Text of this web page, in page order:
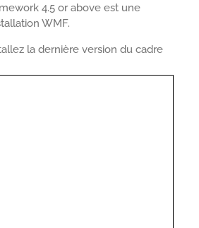
4.5 or above est une
WMF.
la dernière version du cadre